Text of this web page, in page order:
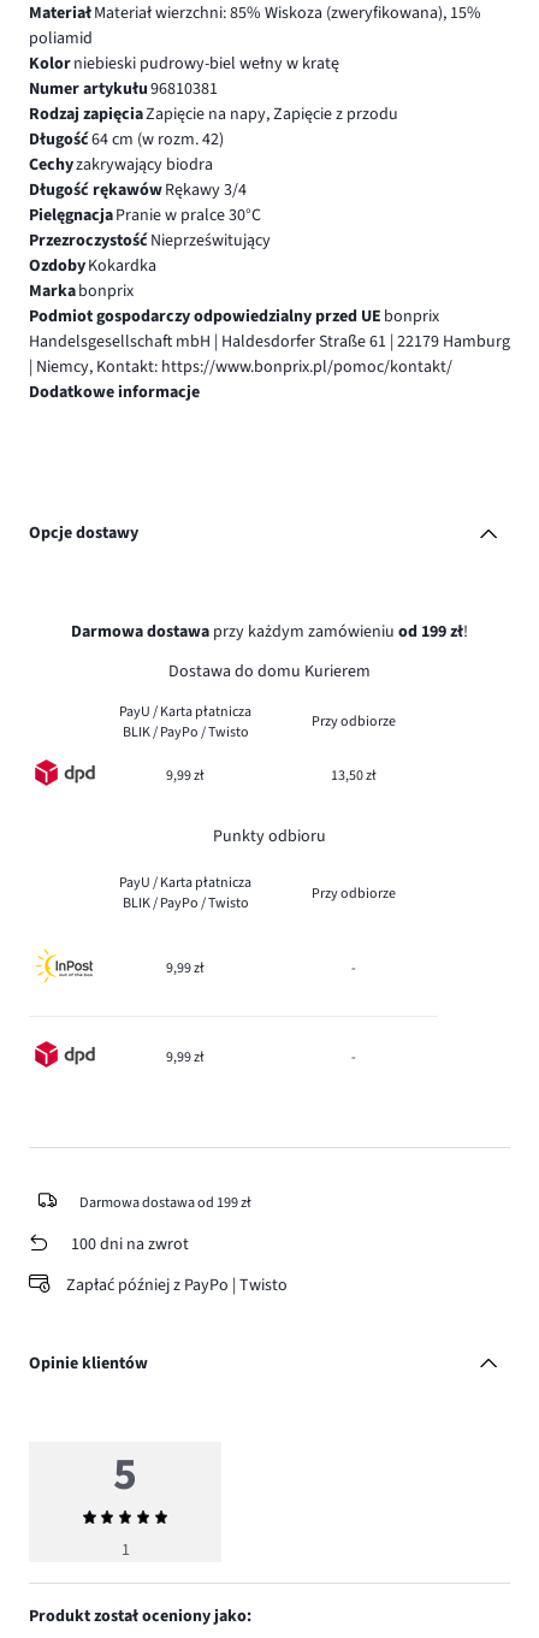
MateriałMateriał wierzchni: 85% Wiskoza (zweryfikowana), 15%
poliamid
Kolorniebieski pudrowy-biel wełny w kratę
Numer artykułu96810381
Rodzaj zapięciaZapięcie na napy, Zapięcie z przodu
Długość64 cm (w rozm. 42)
Cechyzakrywający biodra
Długość rękawówRękawy 3/4
PielęgnacjaPranie w pralce 30°C
PrzezroczystośćNieprześwitujący
OzdobyKokardka
Markabonprix
Podmiot gospodarczy odpowiedzialny przed UE bonprix
Handelsgesellschaft mbH | Haldesdorfer Straße 61 | 22179 Hamburg
| Niemcy, Kontakt: https://www.bonprix.pl/pomoc/kontakt/
Dodatkowe informacje
Opcje dostawy
Darmowa dostawa przy każdym zamówieniu od 199 zł!
Dostawa do domu Kurierem
PayU / Karta płatnicza
BLIK / PayPo / Twisto
Przy odbiorze
9,99 zł 13,50 zł
Punkty odbioru
PayU / Karta płatnicza
BLIK / PayPo / Twisto
Przy odbiorze
9,99 zł -
9,99 zł -
Darmowa dostawa od 199 zł
100 dni na zwrot
Zapłać później z PayPo | Twisto
Opinie klientów
5
Średnia
ocena
1
Produkt został oceniony jako: